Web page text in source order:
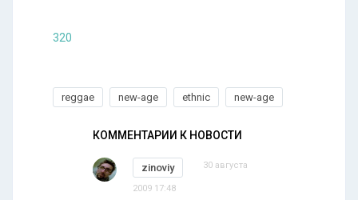
320
reggae new-age ethnic new-age
КОММЕНТАРИИ К НОВОСТИ
zinoviy 30 августа
2009 17:48